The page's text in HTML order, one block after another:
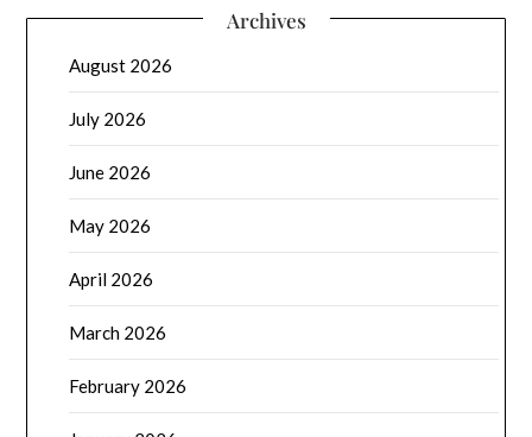
Archives
August 2026
July 2026
June 2026
May 2026
April 2026
March 2026
February 2026